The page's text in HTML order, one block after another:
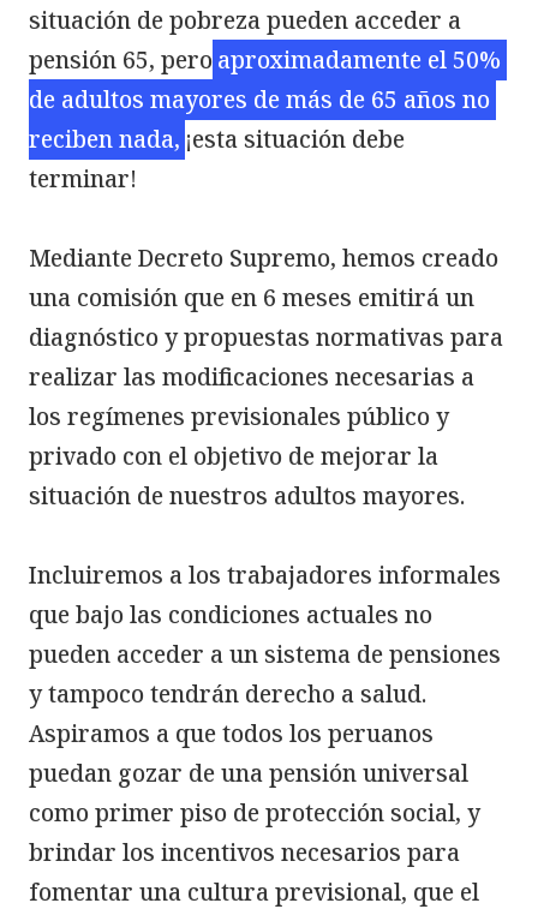
situación de pobreza pueden acceder a
pensión 65, peroaproximadamente el 50%
de adultos mayores de más de 65 años no
reciben nada, ¡esta situación debe
terminar!
Mediante Decreto Supremo, hemos creado
una comisión que en 6 meses emitirá un
diagnóstico y propuestas normativas para
realizar las modificaciones necesarias a
los regímenes previsionales público y
privado con el objetivo de mejorar la
situación de nuestros adultos mayores.
Incluiremos a los trabajadores informales
que bajo las condiciones actuales no
pueden acceder a un sistema de pensiones
y tampoco tendrán derecho a salud.
Aspiramos a que todos los peruanos
puedan gozar de una pensión universal
como primer piso de protección social, y
brindar los incentivos necesarios para
fomentar una cultura previsional, que el